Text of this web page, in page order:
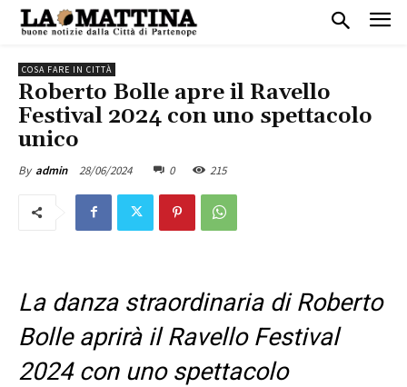
COSA FARE IN CITTÀ
Roberto Bolle apre il Ravello
Festival 2024 con uno spettacolo
unico
By admin 28/06/2024 0 215
La danza straordinaria di Roberto
Bolle aprirà il Ravello Festival
2024 con uno spettacolo